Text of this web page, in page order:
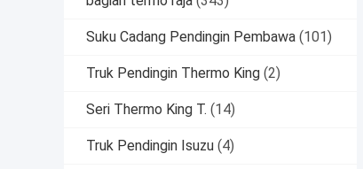
Suku Cadang Pendingin Pembawa (101)
Truk Pendingin Thermo King (2)
Seri Thermo King T. (14)
Truk Pendingin Isuzu (4)